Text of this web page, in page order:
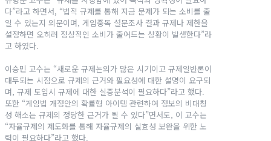
다”라고 하면서, “법적 규제를 통해 지금 문제가 되는 소비를 줄
일 수 있는지 의문이며, 게임중독 설문조사 결과 규제나 제한을
설정하면 오히려 정상적인 소비가 줄어드는 상황이 발생한다”라
고 하였다.
이승민 교수는 “새로운 규제논의가 많은 시기이고 규제일반론이
대두되는 시점으로 규제의 근거와 필요성에 대한 설명이 요구되
며, 규제 도입시 규제에 대한 실증분석이 필요하다”라고 했다.
또한 “게임법 개정안의 확률형 아이템 관련하여 정보의 비대칭
성 해소는 규제의 정당한 근거가 될 수 있다”면서도, 이 교수는
“자율규제의 제도화를 통해 자율규제의 실효성 보완을 위한 노
력이 필요하다”라고 했다.